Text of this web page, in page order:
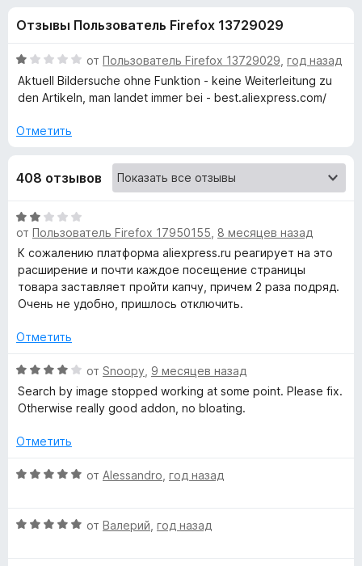
е
р
а
F
o
а
«
A
l
i
t
o
o
l
s
п
о
м
2
з
5
Отзывы Пользователь Firefox 13729029
О
ц
е
е
н
1
и
з
от Пользователь Firefox 13729029 год назад
Aktuell Bildersuche ohne Funktion - keine Weiterleitung zu
den Artikeln, man landet immer bei - best.aliexpress.com/
Отметить
408 отзывов
О
ц
е
н
е
н
н
2
и
з
от Пользователь Firefox 17950155 8 месяцев назад
К сожалению платформа aliexpress.ru реагирует на это
расширение и почти каждое посещение страницы
товара заставляет пройти капчу, причем 2 раза подряд.
Очень не удобно, пришлось отключить.
Отметить
О
ц
е
е
о
4
от Snoopy 9 месяцев назад
Search by image stopped working at some point. Please fix.
Otherwise really good addon, no bloating.
Отметить
О
н
от Alessandro год назад
О
от Валерий год назад